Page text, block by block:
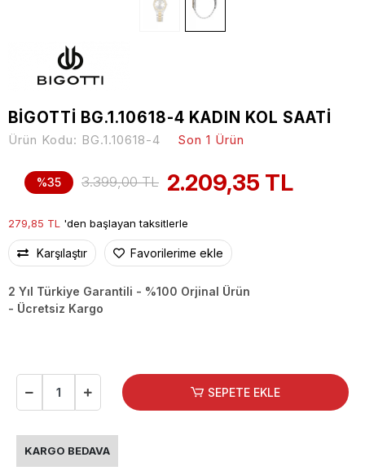
BİGOTTİ BG.1.10618-4 KADIN KOL SAATİ
Ürün Kodu: BG.1.10618-4 Son 1 Ürün
%35 3.399,00 TL 2.209,35 TL
279,85 TL 'den başlayan taksitlerle
Karşılaştır Favorilerime ekle
2 Yıl Türkiye Garantili - %100 Orjinal Ürün
- Ücretsiz Kargo
SEPETE EKLE
KARGO BEDAVA